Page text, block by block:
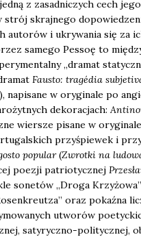
z zasad­ni­czych cech
strój skraj­ne­go
auto­rów i ukry­wa­nia się za
same­go Pes­soę to
„dra­mat
Fau­sto: tra­gédia
), napi­sa­ne w ory­gi­na­le po
deko­ra­cjach:
wier­sze pisa­ne w
przy­śpie­wek i
popu­lar(Zwrot­ki na
poezji patrio­tycz­nej
sone­tów „Dro­ga
oraz pokaź­na
utwo­rów
saty­rycz­no-poli­tycz­nej,